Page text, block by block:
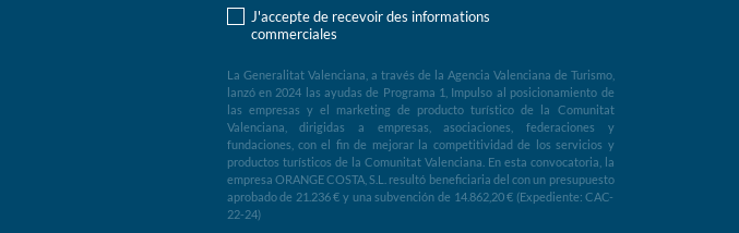
J'accepte de recevoir des informations
commerciales
La Generalitat Valenciana, a través de la Agencia Valenciana de Turismo,
lanzó en 2024 las ayudas de Programa 1, Impulso al posicionamiento de
las empresas y el marketing de producto turístico de la Comunitat
Valenciana, dirigidas a empresas, asociaciones, federaciones y
fundaciones, con el fin de mejorar la competitividad de los servicios y
productos turísticos de la Comunitat Valenciana. En esta convocatoria, la
empresa ORANGE COSTA, S.L. resultó beneficiaria del con un presupuesto
aprobado de 21.236 € y una subvención de 14.862,20 € (Expediente: CAC-
22-24)